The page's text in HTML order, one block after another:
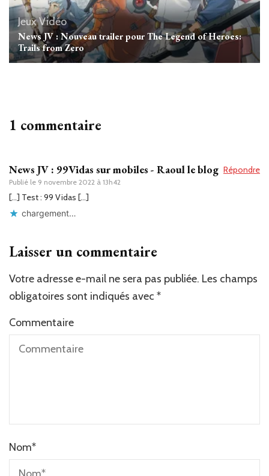
Jeux Vidéo
News JV : Nouveau trailer pour The Legend of Heroes:
Trails from Zero
1 commentaire
News JV : 99Vidas sur mobiles - Raoul le blog
Publié le 9 novembre 2022 à 13h42
Répondre
[…] Test : 99 Vidas […]
chargement…
Laisser un commentaire
Votre adresse e-mail ne sera pas publiée. Les champs
obligatoires sont indiqués avec *
Commentaire
Nom*